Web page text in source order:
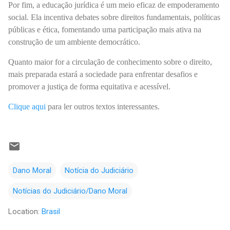
Por fim, a educação jurídica é um meio eficaz de empoderamento
social. Ela incentiva debates sobre direitos fundamentais, políticas
públicas e ética, fomentando uma participação mais ativa na
construção de um ambiente democrático.
Quanto maior for a circulação de conhecimento sobre o direito,
mais preparada estará a sociedade para enfrentar desafios e
promover a justiça de forma equitativa e acessível.
Clique aqui para ler outros textos interessantes.
Dano Moral Notícia do Judiciário
Notícias do Judiciário/Dano Moral
Location: Brasil